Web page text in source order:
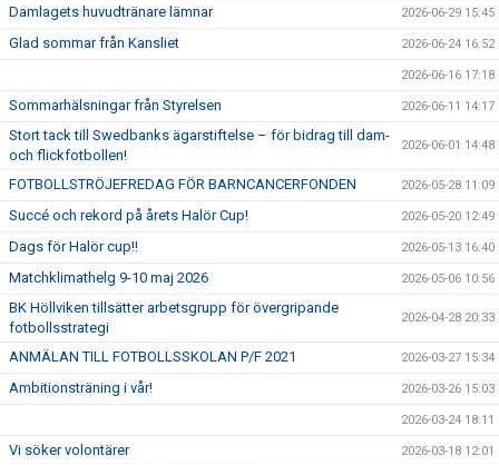
Damlagets huvudtränare lämnar 2026-06-29 15:45
Glad sommar från Kansliet 2026-06-24 16:52
2026-06-16 17:18
Sommarhälsningar från Styrelsen 2026-06-11 14:17
Stort tack till Swedbanks ägarstiftelse – för bidrag till dam-
och flickfotbollen!
2026-06-01 14:48
FOTBOLLSTRÖJEFREDAG FÖR BARNCANCERFONDEN 2026-05-28 11:09
Succé och rekord på årets Halör Cup! 2026-05-20 12:49
Dags för Halör cup!! 2026-05-13 16:40
Matchklimathelg 9-10 maj 2026 2026-05-06 10:56
BK Höllviken tillsätter arbetsgrupp för övergripande
fotbollsstrategi
2026-04-28 20:33
ANMÄLAN TILL FOTBOLLSSKOLAN P/F 2021 2026-03-27 15:34
Ambitionsträning i vår! 2026-03-26 15:03
2026-03-24 18:11
Vi söker volontärer 2026-03-18 12:01